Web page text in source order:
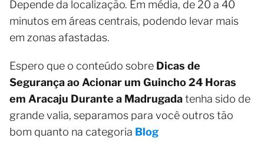
Depende da localização. Em média, de 20 a 40
minutos em áreas centrais, podendo levar mais
em zonas afastadas.
Espero que o conteúdo sobre Dicas de
Segurança ao Acionar um Guincho 24 Horas
em Aracaju Durante a Madrugadatenha sido de
grande valia, separamos para você outros tão
bom quanto na categoria Blog